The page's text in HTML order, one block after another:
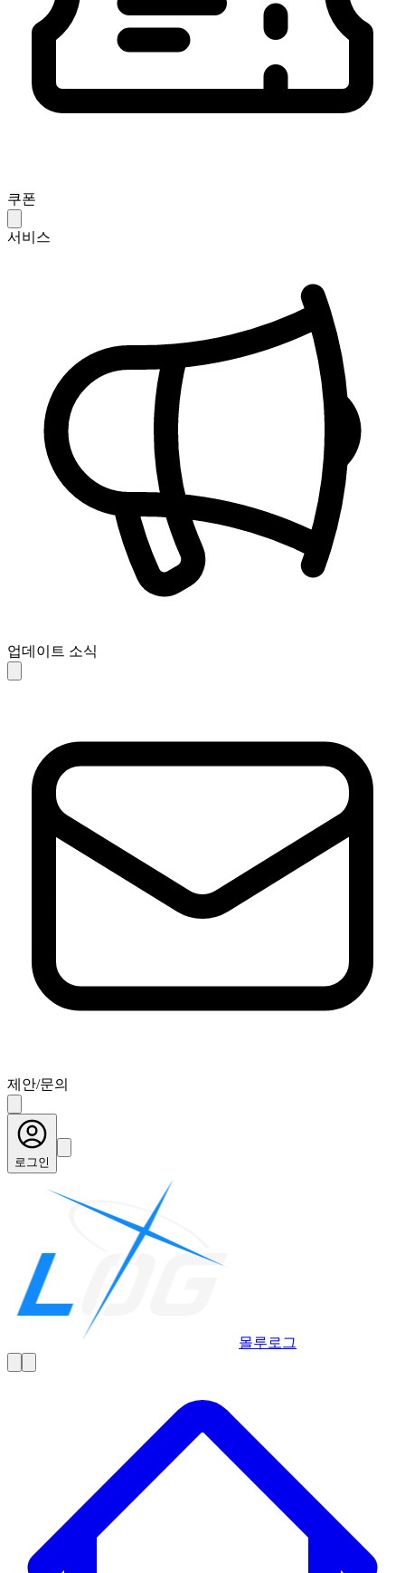
쿠폰
서비스
업데이트 소식
제안/문의
로그인
몰루로그